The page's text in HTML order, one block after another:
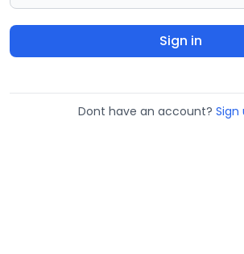
Sign in
Dont have an account? Sign